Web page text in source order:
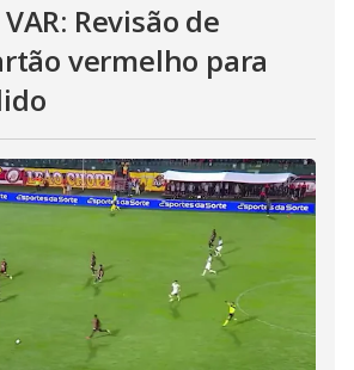
Revisão de
vermelho para